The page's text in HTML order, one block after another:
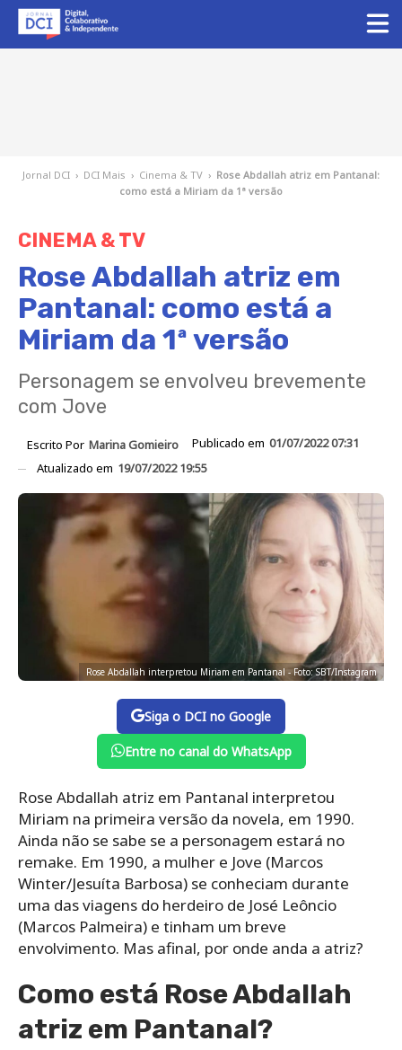
Jornal DCI › DCI Mais › Cinema & TV › Rose Abdallah atriz em Pantanal:
como está a Miriam da 1ª versão
CINEMA & TV
Rose Abdallah atriz em
Pantanal: como está a
Miriam da 1ª versão
Personagem se envolveu brevemente
com Jove
Escrito Por Marina Gomieiro Publicado em 01/07/2022 07:31
Atualizado em 19/07/2022 19:55
Rose Abdallah interpretou Miriam em Pantanal - Foto: SBT/Instagram
Siga o DCI no Google
Entre no canal do WhatsApp
Rose Abdallah atriz em Pantanal interpretou
Miriam na primeira versão da novela, em 1990.
Ainda não se sabe se a personagem estará no
remake. Em 1990, a mulher e Jove (Marcos
Winter/Jesuíta Barbosa) se conheciam durante
uma das viagens do herdeiro de José Leôncio
(Marcos Palmeira) e tinham um breve
envolvimento. Mas afinal, por onde anda a atriz?
Como está Rose Abdallah
atriz em Pantanal?